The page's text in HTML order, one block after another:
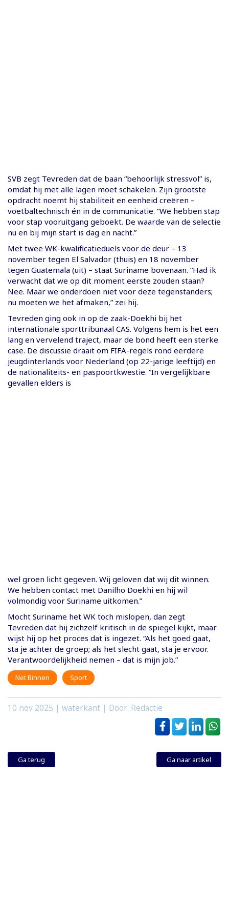
SVB zegt Tevreden dat de baan “behoorlijk stressvol” is,
omdat hij met alle lagen moet schakelen. Zijn grootste
opdracht noemt hij stabiliteit en eenheid creëren –
voetbaltechnisch én in de communicatie. “We hebben stap
voor stap vooruitgang geboekt. De waarde van de selectie
nu en bij mijn start is dag en nacht.”
Met twee WK-kwalificatieduels voor de deur – 13
november tegen El Salvador (thuis) en 18 november
tegen Guatemala (uit) – staat Suriname bovenaan. “Had ik
verwacht dat we op dit moment eerste zouden staan?
Nee. Maar we onderdoen niet voor deze tegenstanders;
nu moeten we het afmaken,” zei hij.
Tevreden ging ook in op de zaak-Doekhi bij het
internationale sporttribunaal CAS. Volgens hem is het een
lang en vervelend traject, maar de bond heeft een sterke
case. De discussie draait om FIFA-regels rond eerdere
jeugdinterlands voor Nederland (op 22-jarige leeftijd) en
de nationaliteits- en paspoortkwestie. “In vergelijkbare
gevallen elders is
wel groen licht gegeven. Wij geloven dat wij dit winnen.
We hebben contact met Danilho Doekhi en hij wil
volmondig voor Suriname uitkomen.”
Mocht Suriname het WK toch mislopen, dan zegt
Tevreden dat hij zichzelf kritisch in de spiegel kijkt, maar
wijst hij op het proces dat is ingezet. “Als het goed gaat,
sta je achter de groep; als het slecht gaat, sta je ervoor.
Verantwoordelijkheid nemen – dat is mijn job.”
Net Binnen Sport
10 nov 2025 | waterkant | Door: Redactie
Ga terug Ga naar artikel